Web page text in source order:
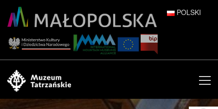
POLSKI
ENGLISH
ESPAÑOL